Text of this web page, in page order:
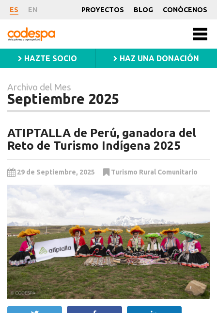
Archivo
Mes
Septiembre
2025
ES EN PROYECTOS BLOG CONÓCENOS
CODESPA
HAZTE SOCIO HAZ UNA DONACIÓN
Archivo del Mes
Septiembre 2025
ATIPTALLA de Perú, ganadora del
Reto de Turismo Indígena 2025
29 de Septiembre, 2025 Turismo Rural Comunitario